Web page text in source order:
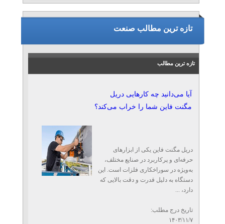
تازه ترین مطالب صنعت
تازه ترین مطالب
آیا می‌دانید چه کارهایی دریل
مگنت فاین شما را خراب می‌کند؟
دریل مگنت فاین یکی از ابزارهای
حرفه‌ای و پرکاربرد در صنایع مختلف،
به‌ویژه در سوراخکاری فلزات است. این
دستگاه به دلیل قدرت و دقت بالایی که
دارد، ...
تاریخ درج مطلب:
۱۴۰۳/۱۱/۷